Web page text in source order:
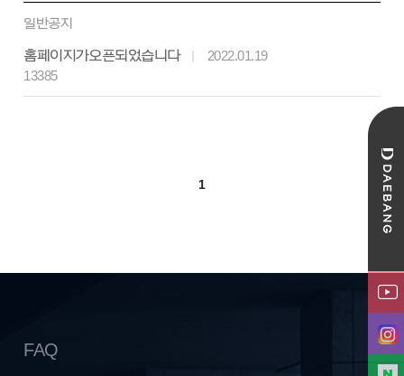
일반공지
홈페이지가 오픈되었습니다
2022.01.19
13385
1
FAQ